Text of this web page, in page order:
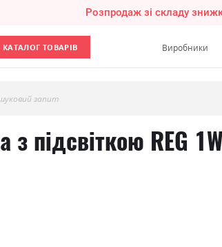
Розпродаж зі складу
КАТАЛОГ ТОВАРІВ Виробники
запит
з підсвіткою REG